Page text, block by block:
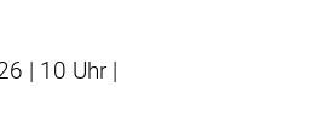
| 10 Uhr |